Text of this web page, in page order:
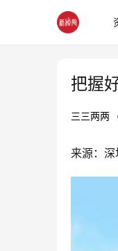
把握
三三两两
来源：